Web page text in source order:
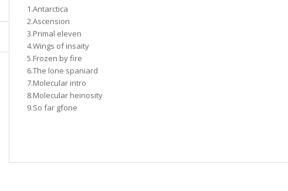
1.Antarctica
2.Ascension
3.Primal eleven
4.Wings of insaity
5.Frozen by fire
6.The lone spaniard
7.Molecular intro
8.Molecular heinosity
9.So far gfone